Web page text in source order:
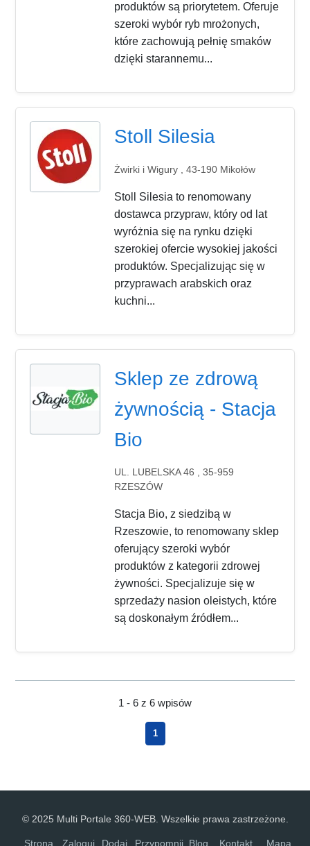
produktów są priorytetem. Oferuje
szeroki wybór ryb mrożonych,
które zachowują pełnię smaków
dzięki starannemu...
Stoll Silesia
Żwirki i Wigury , 43-190 Mikołów
Stoll Silesia to renomowany
dostawca przypraw, który od lat
wyróżnia się na rynku dzięki
szerokiej ofercie wysokiej jakości
produktów. Specjalizując się w
przyprawach arabskich oraz
kuchni...
Sklep ze zdrową
żywnością - Stacja
Bio
UL. LUBELSKA 46 , 35-959
RZESZÓW
Stacja Bio, z siedzibą w
Rzeszowie, to renomowany sklep
oferujący szeroki wybór
produktów z kategorii zdrowej
żywności. Specjalizuje się w
sprzedaży nasion oleistych, które
są doskonałym źródłem...
1 - 6 z 6 wpisów
1
© 2025 Multi Portale 360-WEB. Wszelkie prawa zastrzeżone.
Strona Zaloguj Dodaj Przypomnij Blog Kontakt Mapa